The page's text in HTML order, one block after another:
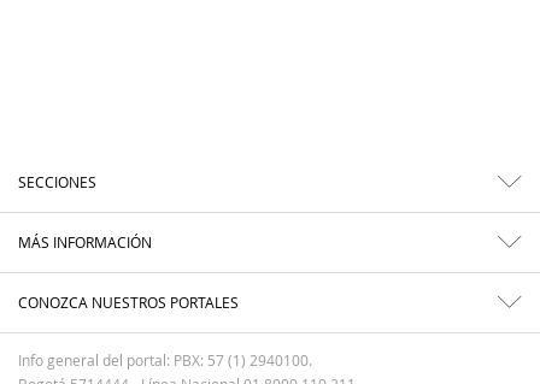
SECCIONES
MÁS INFORMACIÓN
CONOZCA NUESTROS PORTALES
Info general del portal: PBX: 57 (1) 2940100.